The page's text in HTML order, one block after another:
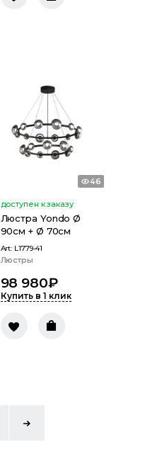
46
доступен к заказу
Люстра Yondo Ø
90см + Ø 70cм
Art: L1779-41
Люстры
98 980₽
Купить в 1 клик